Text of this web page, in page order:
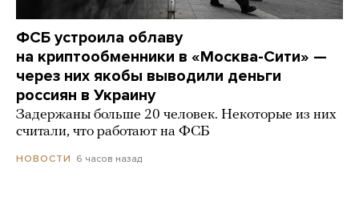
ФСБ устроила облаву
на криптообменники в «Москва-Сити» —
через них якобы выводили деньги
россиян в Украину
Задержаны больше 20 человек. Некоторые из них
считали, что работают на ФСБ
НОВОСТИ 6 часов назад